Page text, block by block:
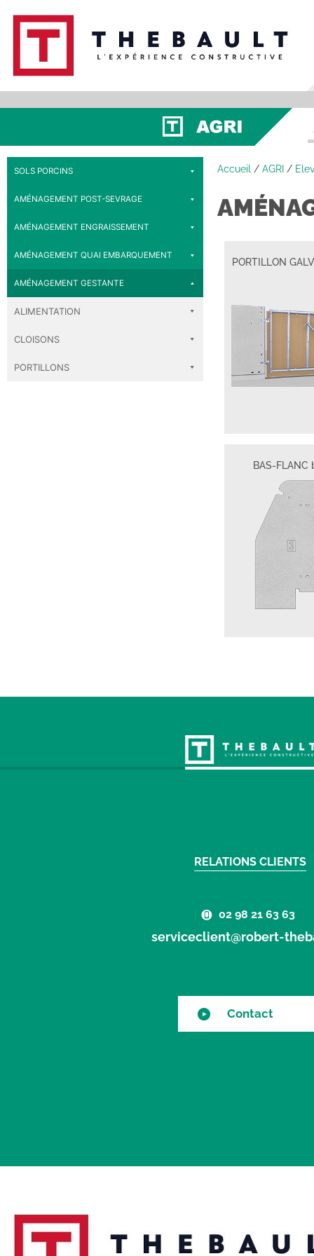
SOLS PORCINS
AMÉNAGEMENT POST-SEVRAGE
AMÉNAGEMENT ENGRAISSEMENT
AMÉNAGEMENT QUAI EMBARQUEMENT
AMÉNAGEMENT GESTANTE
ALIMENTATION
CLOISONS
PORTILLONS
Accueil / AGRI /
PORTILLON
BAS-FLANC
RELATIONS CLIENTS
02 98 21 63 63
serviceclient@robert-
Contact